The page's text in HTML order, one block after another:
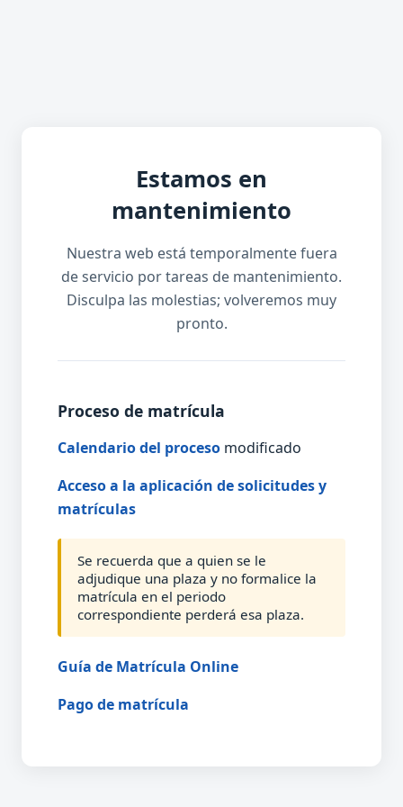
Estamos en
mantenimiento
Nuestra web está temporalmente fuera
de servicio por tareas de mantenimiento.
Disculpa las molestias; volveremos muy
pronto.
Proceso de matrícula
Calendario del proceso modificado
Acceso a la aplicación de solicitudes y
matrículas
Se recuerda que a quien se le
adjudique una plaza y no formalice la
matrícula en el periodo
correspondiente perderá esa plaza.
Guía de Matrícula Online
Pago de matrícula